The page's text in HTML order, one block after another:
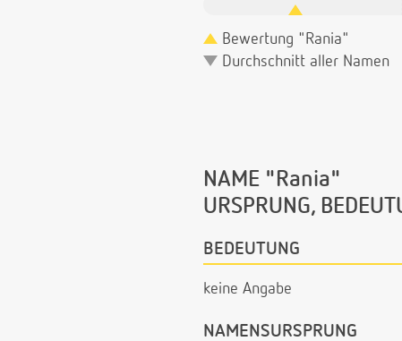
Bewertung "Rania"
Durchschnitt aller Namen
NAME "Rania"
URSPRUNG,
BEDEUTUNG
keine Angabe
NAMENSURSPRUNG